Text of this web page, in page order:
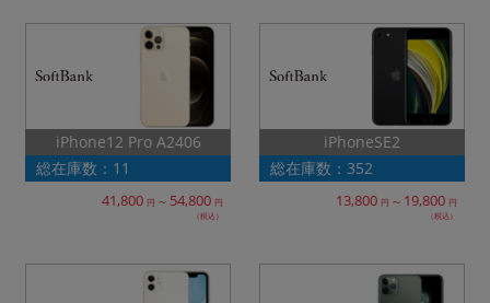
iPhone12 Pro A2406
総在庫数：11
41,800 円 ～ 54,800 円
（税込）
iPhoneSE2
総在庫数：352
13,800 円 ～ 19,800 円
（税込）